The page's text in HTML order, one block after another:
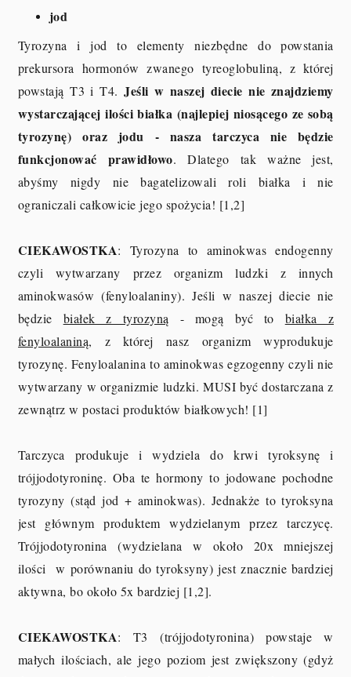
jod
Tyrozyna i jod to elementy niezbędne do powstania
prekursora hormonów zwanego tyreoglobuliną, z której
powstają T3 i T4. Jeśli w naszej diecie nie znajdziemy
wystarczającej ilości białka (najlepiej niosącego ze sobą
tyrozynę) oraz jodu - nasza tarczyca nie będzie
funkcjonować prawidłowo. Dlatego tak ważne jest,
abyśmy nigdy nie bagatelizowali roli białka i nie
ograniczali całkowicie jego spożycia! [1,2]
CIEKAWOSTKA: Tyrozyna to aminokwas endogenny
czyli wytwarzany przez organizm ludzki z innych
aminokwasów (fenyloalaniny). Jeśli w naszej diecie nie
będzie białek z tyrozyną - mogą być to białka z
fenyloalaniną, z której nasz organizm wyprodukuje
tyrozynę. Fenyloalanina to aminokwas egzogenny czyli nie
wytwarzany w organizmie ludzki. MUSI być dostarczana z
zewnątrz w postaci produktów białkowych! [1]
Tarczyca produkuje i wydziela do krwi tyroksynę i
trójjodotyroninę. Oba te hormony to jodowane pochodne
tyrozyny (stąd jod + aminokwas). Jednakże to tyroksyna
jest głównym produktem wydzielanym przez tarczycę.
Trójjodotyronina (wydzielana w około 20x mniejszej
ilości w porównaniu do tyroksyny) jest znacznie bardziej
aktywna, bo około 5x bardziej [1,2].
CIEKAWOSTKA: T3 (trójjodotyronina) powstaje w
małych ilościach, ale jego poziom jest zwiększony (gdyż